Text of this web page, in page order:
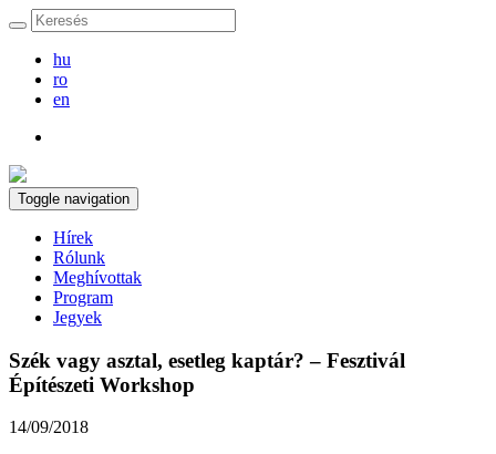
hu
ro
en
Toggle navigation
Hírek
Rólunk
Meghívottak
Program
Jegyek
Szék vagy asztal, esetleg kaptár? – Fesztivál
Építészeti Workshop
14/09/2018